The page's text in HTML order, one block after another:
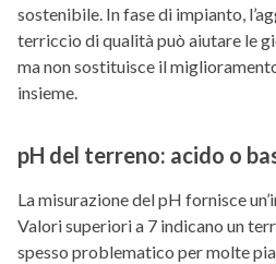
sostenibile. In fase di impianto,
terriccio di qualità può aiutare le
ma non sostituisce il
insieme.
pH del terreno: acido o
La misurazione del pH fornisce
Valori superiori a 7 indicano un
spesso problematico per molte